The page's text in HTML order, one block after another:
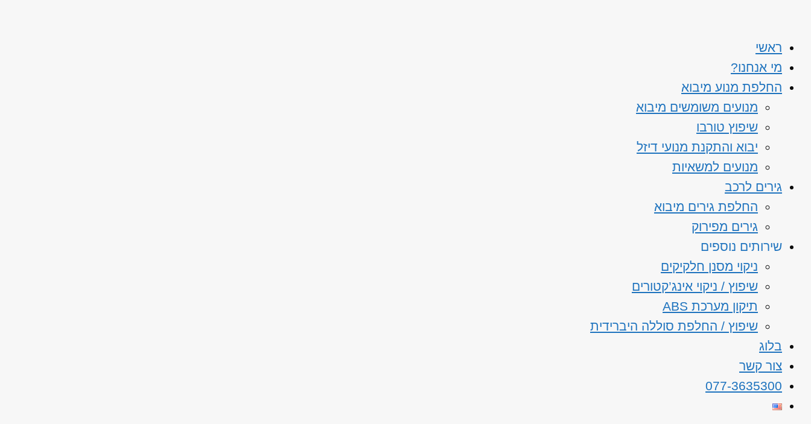
ראשי
מי אנחנו?
החלפת מנוע מיבוא
מנועים משומשים מיבוא
שיפוץ טורבו
יבוא והתקנת מנועי דיזל
מנועים למשאיות
גירים לרכב
החלפת גירים מיבוא
גירים מפירוק
שירותים נוספים
ניקוי מסנן חלקיקים
שיפוץ / ניקוי אינג’קטורים
תיקון מערכת ABS
שיפוץ / החלפת סוללה היברידית
בלוג
צור קשר
077-3635300